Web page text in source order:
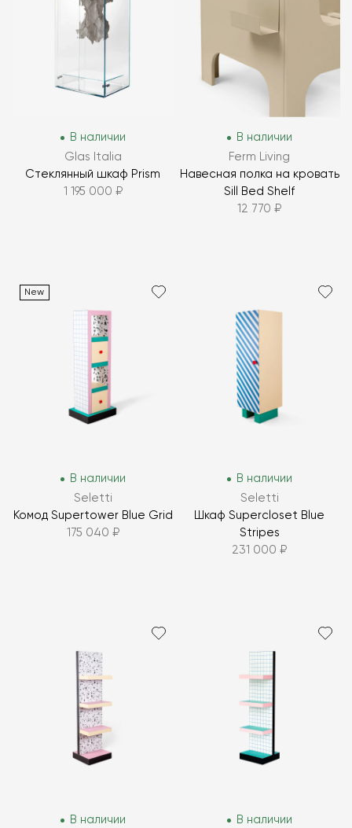
В наличии
Glas Italia
Стеклянный шкаф Prism
1 195 000 ₽
В наличии
Ferm Living
Навесная полка на кровать
Sill Bed Shelf
12 770 ₽
New
В наличии
Seletti
Комод Supertower Blue Grid
175 040 ₽
В наличии
Seletti
Шкаф Supercloset Blue
Stripes
231 000 ₽
В наличии
В наличии